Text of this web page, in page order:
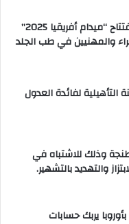
الرباط تحتضن حفل افتتاح “ميدام أفريقيا 2025”
والمهنيين في طب الجلد
التأهيلية لفائدة العدول
وذلك للاشتباه في
والتهديد بالتشهير.
يربك حسابات